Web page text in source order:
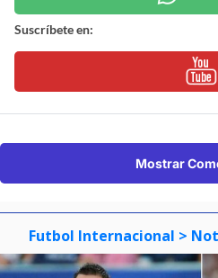
Suscríbete en:
Mostrar
Futbol Internacional >